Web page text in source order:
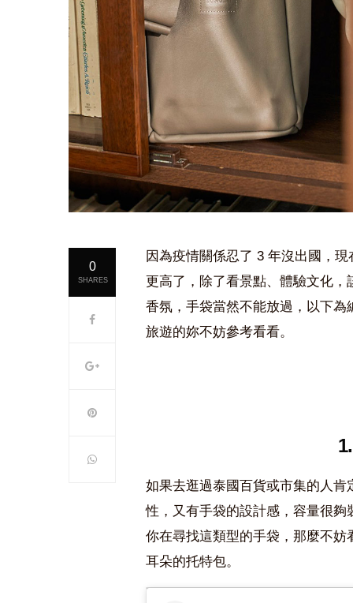
0
SHARES
因為疫情關係忍了 3 年沒出國，
更高了，除了看景點、體驗文化
香氛，手袋當然不能放過，以下
旅遊的妳不妨參考看看。
如果去逛過泰國百貨或市集的人
性，又有手袋的設計感，容量很
你在尋找這類型的手袋，那麼不
耳朵的托特包。